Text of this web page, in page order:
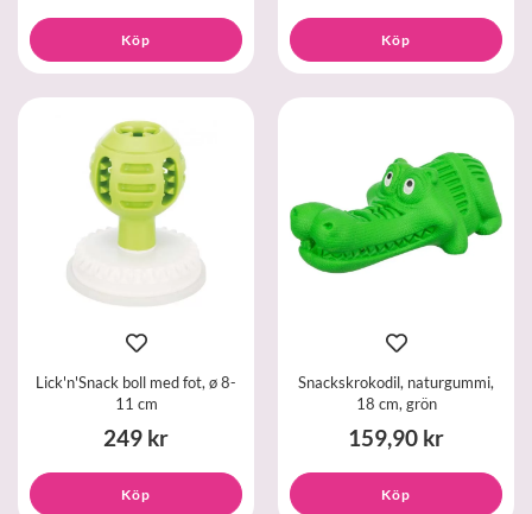
Köp Köp
Lick'n'Snack boll med fot, ø 8-
11 cm
249 kr
Köp
Snackskrokodil, naturgummi,
18 cm, grön
159,90 kr
Köp